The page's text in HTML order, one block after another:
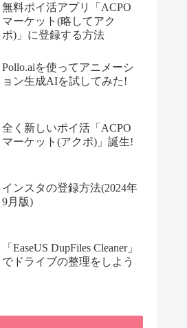
無料ポイ活アプリ「ACPO
マーケット(略してアク
ポ)」に登録する方法
Pollo.aiを使ってアニメーシ
ョン生成AIを試してみた!
全く新しいポイ活「ACPO
マーケット(アクポ)」誕生!
インスタの登録方法(2024年
9月版)
「EaseUS DupFiles Cleaner」
でドライブの整理をしよう